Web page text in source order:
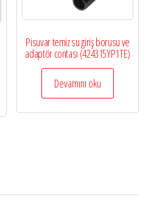
Pisuvar temiz su giriş borusu ve
adaptör contası (424315YP1TE)
Devamını oku